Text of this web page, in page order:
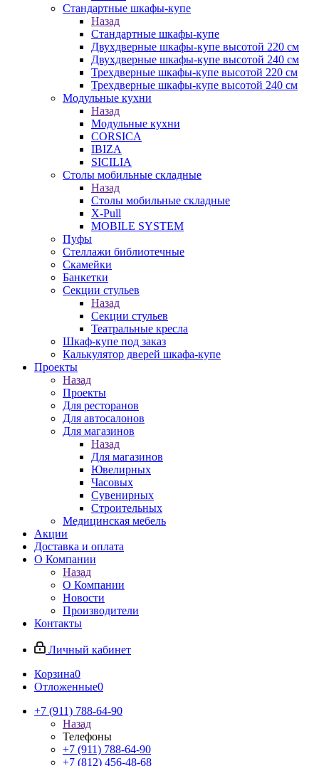
Стандартные шкафы-купе
Назад
Стандартные шкафы-купе
Двухдверные шкафы-купе высотой 220 см
Двухдверные шкафы-купе высотой 240 см
Трехдверные шкафы-купе высотой 220 см
Трехдверные шкафы-купе высотой 240 см
Модульные кухни
Назад
Модульные кухни
CORSICA
IBIZA
SICILIA
Столы мобильные складные
Назад
Столы мобильные складные
X-Pull
MOBILE SYSTEM
Пуфы
Стеллажи библиотечные
Скамейки
Банкетки
Секции стульев
Назад
Секции стульев
Театральные кресла
Шкаф-купе под заказ
Калькулятор дверей шкафа-купе
Проекты
Назад
Проекты
Для ресторанов
Для автосалонов
Для магазинов
Назад
Для магазинов
Ювелирных
Часовых
Сувенирных
Строительных
Медицинская мебель
Акции
Доставка и оплата
О Компании
Назад
О Компании
Новости
Производители
Контакты
Личный кабинет
Корзина0
Отложенные0
+7 (911) 788-64-90
Назад
Телефоны
+7 (911) 788-64-90
+7 (812) 456-48-68